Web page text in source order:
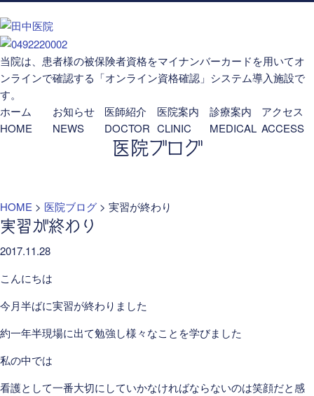
当院は、患者様の被保険者資格をマイナンバーカードを用いてオ
ンラインで確認する「オンライン資格確認」システム導入施設で
す。
ホーム
HOME
お知らせ
NEWS
医師紹介
DOCTOR
医院案内
CLINIC
診療案内
MEDICAL
アクセス
ACCESS
医院ブログ
HOME > 医院ブログ > 実習が終わり
実習が終わり
2017.11.28
こんにちは
今月半ばに実習が終わりました
約一年半現場に出て勉強し様々なことを学びました
私の中では
看護として一番大切にしていかなければならないのは笑顔だと感